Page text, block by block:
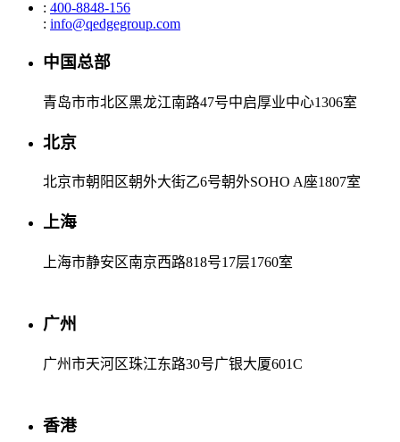
: 400-8848-156
: info@qedgegroup.com
中国总部
青岛市市北区黑龙江南路47号中启厚业中心1306室
北京
北京市朝阳区朝外大街乙6号朝外SOHO A座1807室
上海
上海市静安区南京西路818号17层1760室
广州
广州市天河区珠江东路30号广银大厦601C
香港